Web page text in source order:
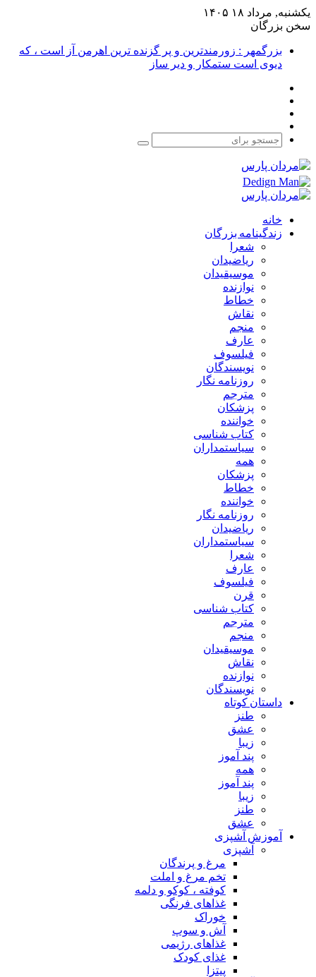
یکشنبه, مرداد ۱۸ ۱۴۰۵
سخن بزرگان
بزرگمهر : زورمندترین و پر گزنده ترین اهرمن آز است ، که
دیوی است ستمکار و دیر ساز
جستجو
خانه
زندگینامه بزرگان
شعرا
ریاضیدان
موسیقیدان
نوازنده
خطاط
نقاش
منجم
عارف
فیلسوف
نویسندگان
روزنامه نگار
مترجم
پزشکان
خواننده
کتاب شناسی
سیاستمداران
همه
پزشکان
خطاط
خواننده
روزنامه نگار
ریاضیدان
سیاستمداران
شعرا
عارف
فیلسوف
قرن
کتاب شناسی
مترجم
منجم
موسیقیدان
نقاش
نوازنده
نویسندگان
داستان کوتاه
طنز
عشق
زیبا
پند آموز
همه
پند آموز
زیبا
طنز
عشق
آموزش آشپزی
آشپزی
مرغ و پرندگان
تخم مرغ و املت
کوفته ، کوکو و دلمه
غذاهای فرنگی
خوراک
آش و سوپ
غذاهای رژیمی
غذای کودک
پیتزا